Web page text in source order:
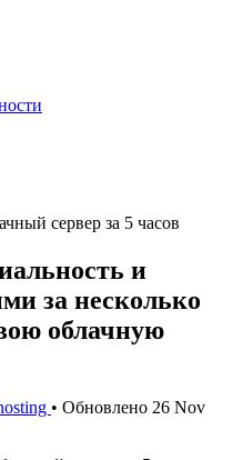
сервер за 5 часов
и
за несколько
облачную
• Обновлено 26 Nov